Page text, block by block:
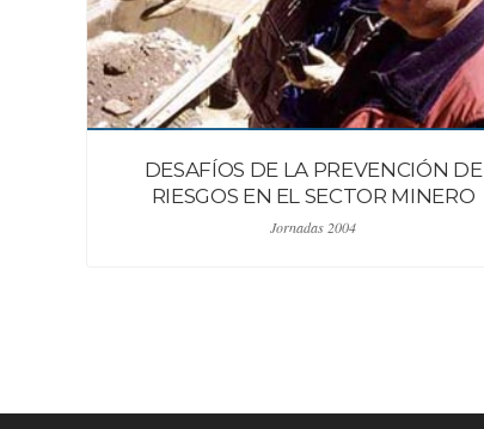
DESAFÍOS DE LA PREVENCIÓN DE
RIESGOS EN EL SECTOR MINERO
Jornadas 2004